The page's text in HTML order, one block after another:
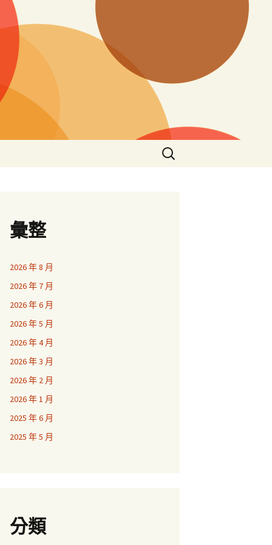
搜
尋
彙整
2026 年 8 月
2026 年 7 月
2026 年 6 月
2026 年 5 月
2026 年 4 月
2026 年 3 月
2026 年 2 月
2026 年 1 月
2025 年 6 月
2025 年 5 月
分類